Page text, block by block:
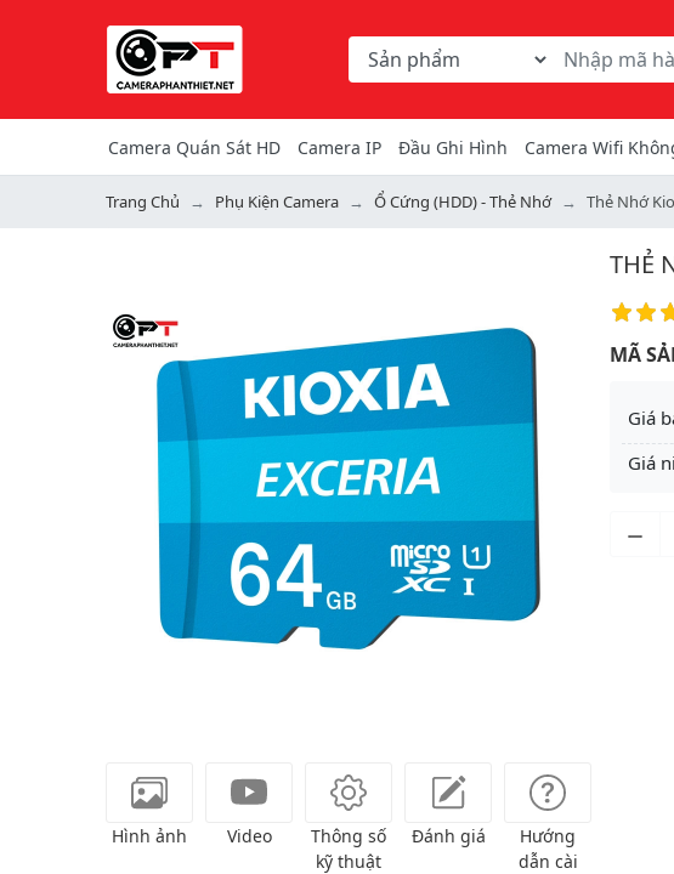
Chọn danh mục tìm kiếm
Từ khóa hoặc mã hàng
Camera Quán Sát HD Camera IP Đầu Ghi Hình Camera Wifi
Trang Chủ Phụ Kiện Camera Ổ Cứng (HDD) - Thẻ Nhớ Thẻ Nhớ
Previous
Hình ảnh Video
Thông số
kỹ thuật
Đánh giá
Hướng
dẫn cài
THẺ
MÃ
Giá
Giá